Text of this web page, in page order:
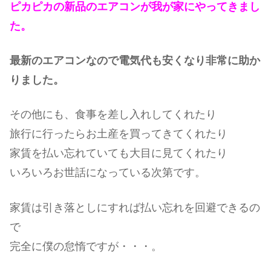
ピカピカの新品のエアコンが我が家にやってきまし
た。
最新のエアコンなので電気代も安くなり非常に助か
りました。
その他にも、食事を差し入れしてくれたり
旅行に行ったらお土産を買ってきてくれたり
家賃を払い忘れていても大目に見てくれたり
いろいろお世話になっている次第です。
家賃は引き落としにすれば払い忘れを回避できるの
で
完全に僕の怠惰ですが・・・。